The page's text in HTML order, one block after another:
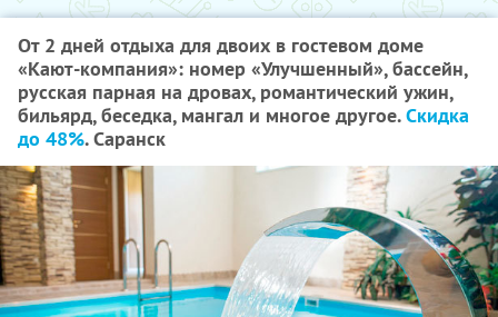
От 2 дней отдыха для двоих в гостевом доме
«Кают-компания»: номер «Улучшенный», бассейн,
русская парная на дровах, романтический ужин,
бильярд, беседка, мангал и многое другое.Скидка
до 48%. Саранск